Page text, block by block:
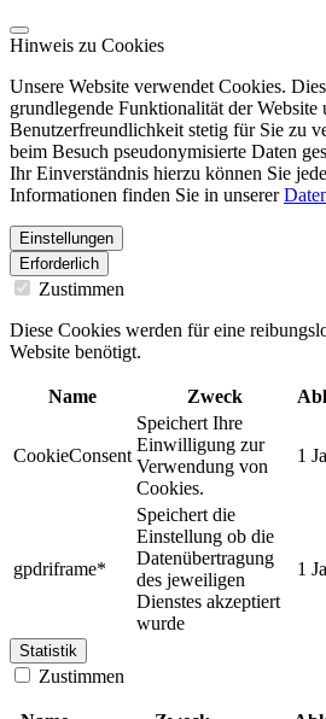
Hinweis zu Cookies
Unsere Website verwendet Cookies.
grundlegende Funktionalität der Website
Benutzerfreundlichkeit stetig für Sie zu
beim Besuch pseudonymisierte Daten
Ihr Einverständnis hierzu können Sie
Informationen finden Sie in unserer
Einstellungen
Erforderlich
Zustimmen
Diese Cookies werden für eine
Website benötigt.
Name Zweck
CookieConsent
Speichert Ihre
Einwilligung zur
Verwendung von
Cookies.
1
gpdriframe*
Speichert die
Einstellung ob die
Datenübertragung
des jeweiligen
Dienstes akzeptiert
wurde
1
Statistik
Zustimmen